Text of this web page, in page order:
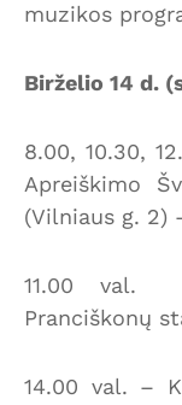
muzikos
Birželio 14 d.
8.00, 10.30,
Apreiškimo
(Vilniaus g. 2)
11.00 val.
Pranciškonų
14.00 val. –